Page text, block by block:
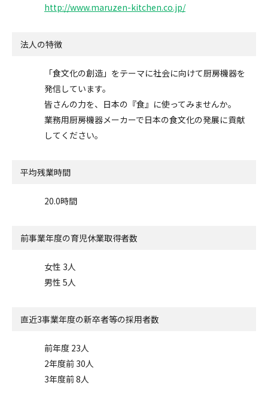
http://www.maruzen-kitchen.co.jp/
法人の特徴
「食文化の創造」をテーマに社会に向けて厨房機器を
発信しています。
皆さんの力を、日本の『食』に使ってみませんか。
業務用厨房機器メーカーで日本の食文化の発展に貢献
してください。
平均残業時間
20.0時間
前事業年度の育児休業取得者数
女性 3人
男性 5人
直近3事業年度の新卒者等の採用者数
前年度 23人
2年度前 30人
3年度前 8人